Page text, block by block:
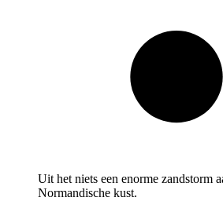
Uit het niets een enorme zandstorm
Normandische kust.